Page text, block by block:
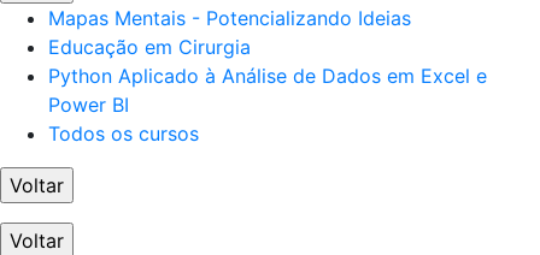
Mapas Mentais - Potencializando Ideias
Educação em Cirurgia
Python Aplicado à Análise de Dados em Excel e
Power BI
Todos os cursos
Voltar
Voltar